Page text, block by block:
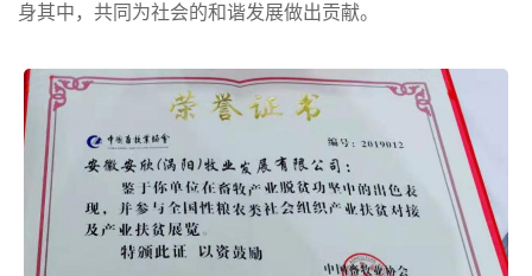
身其中，共同为社会的和谐发展做出贡献。